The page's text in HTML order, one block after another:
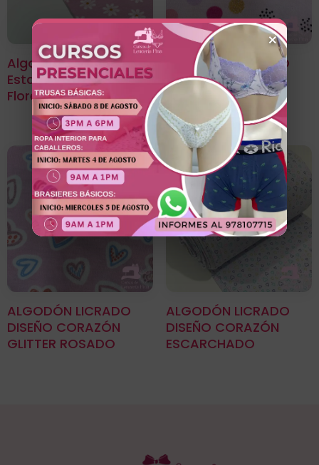
Algodon Licrado
Estampado Diseño
Flores Blancas
ALGODÓN LICRADO
DISEÑO LUNARES
ROSADO
ALGODÓN LICRADO
DISEÑO CORAZÓN
GLITTER ROSADO
ALGODÓN LICRADO
DISEÑO CORAZÓN
ESCARCHADO
×